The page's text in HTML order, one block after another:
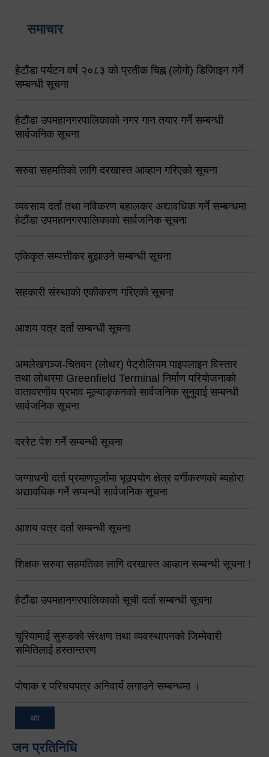
समाचार
हेटौंडा पर्यटन वर्ष २०८३ को प्रतीक चिह्न (लोगो) डिजिाइन गर्ने
सम्बन्धी सूचना
हेटौंडा उपमहानगरपालिकाको नगर गान तयार गर्ने सम्बन्धी
सार्वजनिक सूचना
सरुवा सहमतिको लागि दरखास्त आव्हान गरिएको सूचना
व्यवसाय दर्ता तथा नविकरण बहालकर अद्यावधिक गर्ने सम्बन्धमा
हेटौंडा उपमहानगरपालिकाको सार्वजनिक सूचना
एकिकृत सम्पत्तीकर बुझाउने सम्बन्धी सूचना
सहकारी संस्थाको एकीकरण गरिएको सूचना
आशय पत्र दर्ता सम्बन्धी सूचना
अमलेखगञ्ज-चितवन (लोथर) पेट्रोलियम पाइपलाइन विस्तार
तथा लोथरमा Greenfield Terminal निर्माण परियोजनाको
वातावरणीय प्रभाव मूल्याङ्कनको सार्वजनिक सुनुवाई सम्बन्धी
सार्वजनिक सूचना
दररेट पेश गर्ने सम्बन्धी सूचना
जग्गाधनी दर्ता प्रमाणपूर्जामा भूउपयोग क्षेत्र वर्गीकरणको ब्यहोरा
अद्यावधिक गर्ने सम्बन्धी सार्वजनिक सूचना
आशय पत्र दर्ता सम्बन्धी सूचना
शिक्षक सरुवा सहमतिका लागि दरखास्त आव्हान सम्बन्धी सूचना !
हेटौंडा उपमहानगरपालिकाको सूची दर्ता सम्बन्धी सूचना
चुरियामाई सुरुङको संरक्षण तथा व्यवस्थापनको जिम्मेवारी
समितिलाई हस्तान्तरण
पोषाक र परिचयपत्र अनिवार्य लगाउने सम्बन्धमा ।
थप
जन प्रतिनिधि